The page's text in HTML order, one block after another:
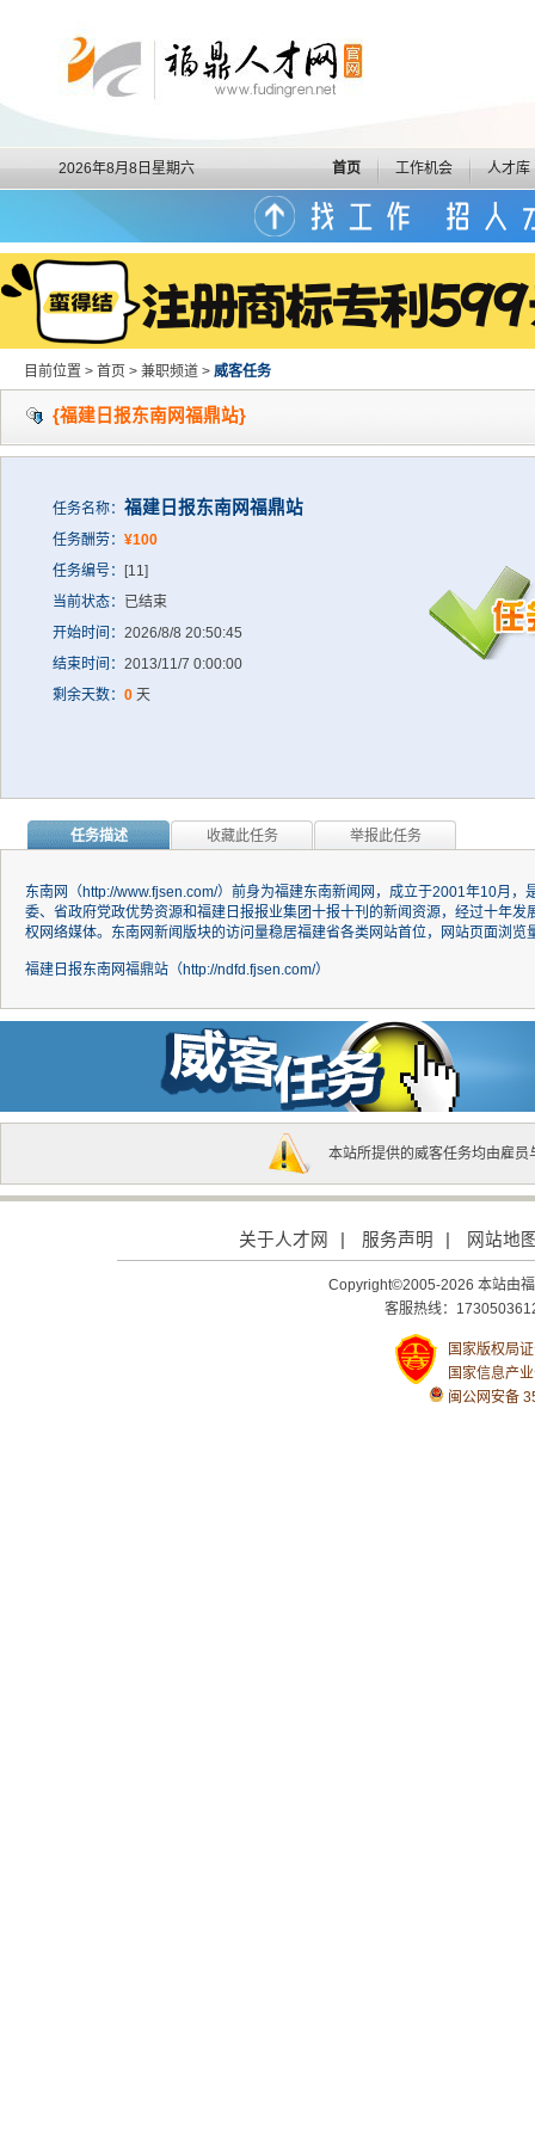
2026年8月8日星期六 首页 工作机会 人才库
目前位置 > 首页 > 兼职频道 > 威客任务
{福建日报东南网福鼎站}
任务名称： 福建日报东南网福鼎站
任务酬劳： ¥100
任务编号：
[11]
当前状态： 已结束
开始时间： 2026/8/8 20:50:45
结束时间： 2013/11/7 0:00:00
剩余天数： 0 天
任务描述 收藏此任务 举报此任务
东南网（http://www.fjsen.com/）前身为福建东南新闻网，成立于2001年10月
委、省政府党政优势资源和福建日报报业集团十报十刊的新闻资源，经过十年
权网络媒体。东南网新闻版块的访问量稳居福建省各类网站首位，网站页面浏览
福建日报东南网福鼎站（http://ndfd.fjsen.com/）
本站所提供的威客任务均由雇
关于人才网 服务声明 网站地
Copyright©2005-2026 本站由
客服热线：
国家版权局
国家信息产
闽公网安备